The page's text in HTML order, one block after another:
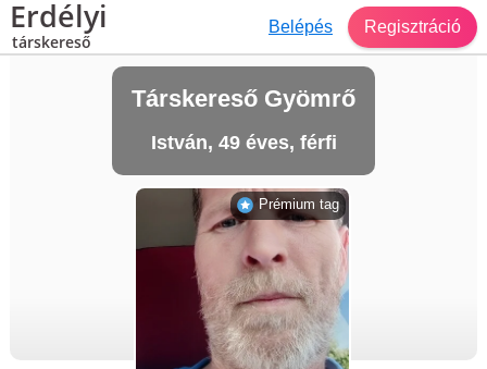
Erdélyi
társkereső
Belépés Regisztráció
Társkereső Gyömrő
István, 49 éves, férfi
Prémium tag